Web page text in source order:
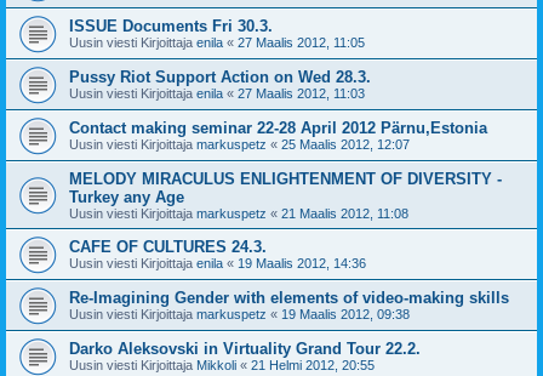
ISSUE Documents Fri 30.3.
Uusin viesti Kirjoittaja enila « 27 Maalis 2012, 11:05
Pussy Riot Support Action on Wed 28.3.
Uusin viesti Kirjoittaja enila « 27 Maalis 2012, 11:03
Contact making seminar 22-28 April 2012 Pärnu,Estonia
Uusin viesti Kirjoittaja markuspetz « 25 Maalis 2012, 12:07
MELODY MIRACULUS ENLIGHTENMENT OF DIVERSITY -
Turkey any Age
Uusin viesti Kirjoittaja markuspetz « 21 Maalis 2012, 11:08
CAFE OF CULTURES 24.3.
Uusin viesti Kirjoittaja enila « 19 Maalis 2012, 14:36
Re-Imagining Gender with elements of video-making skills
Uusin viesti Kirjoittaja markuspetz « 19 Maalis 2012, 09:38
Darko Aleksovski in Virtuality Grand Tour 22.2.
Uusin viesti Kirjoittaja Mikkoli « 21 Helmi 2012, 20:55